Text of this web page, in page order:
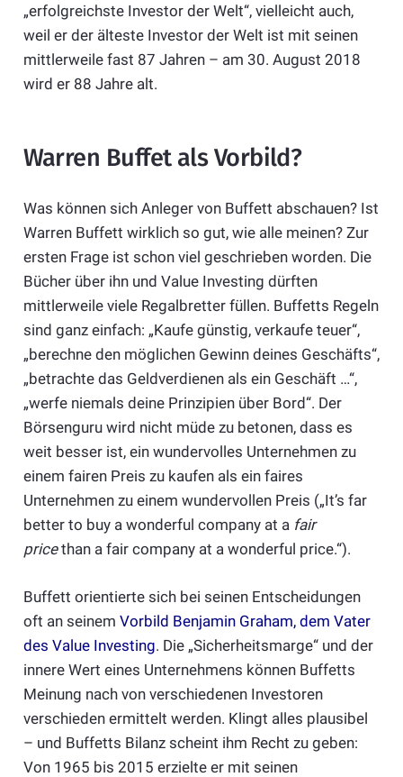
„erfolgreichste Investor der Welt“, vielleicht auch,
weil er der älteste Investor der Welt ist mit seinen
mittlerweile fast 87 Jahren – am 30. August 2018
wird er 88 Jahre alt.
Warren Buffet als Vorbild?
Was können sich Anleger von Buffett abschauen? Ist
Warren Buffett wirklich so gut, wie alle meinen? Zur
ersten Frage ist schon viel geschrieben worden. Die
Bücher über ihn und Value Investing dürften
mittlerweile viele Regalbretter füllen. Buffetts Regeln
sind ganz einfach: „Kaufe günstig, verkaufe teuer“,
„berechne den möglichen Gewinn deines Geschäfts“,
„betrachte das Geldverdienen als ein Geschäft …“,
„werfe niemals deine Prinzipien über Bord“. Der
Börsenguru wird nicht müde zu betonen, dass es
weit besser ist, ein wundervolles Unternehmen zu
einem fairen Preis zu kaufen als ein faires
Unternehmen zu einem wundervollen Preis („It’s far
better to buy a wonderful company at a fair
pricethan a fair company at a wonderful price.“).
Buffett orientierte sich bei seinen Entscheidungen
oft an seinem Vorbild Benjamin Graham, dem Vater
des Value Investing. Die „Sicherheitsmarge“ und der
innere Wert eines Unternehmens können Buffetts
Meinung nach von verschiedenen Investoren
verschieden ermittelt werden. Klingt alles plausibel
– und Buffetts Bilanz scheint ihm Recht zu geben:
Von 1965 bis 2015 erzielte er mit seinen